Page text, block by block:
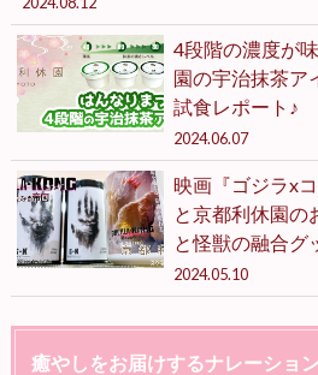
4段階の濃度が
園の宇治抹茶ア
試食レポート♪
2024.06.07
映画『ゴジラx
と京都利休園の
と怪獣の融合グ
2024.05.10
癒やしをお届けするナレーショ